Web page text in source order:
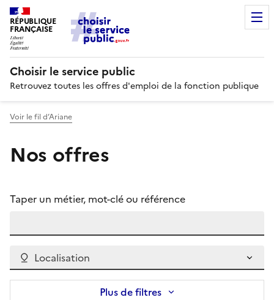
RÉPUBLIQUE
FRANÇAISE
Choisir le service public
Retrouvez toutes les offres d'emploi de la fonction publique
Voir le fil d’Ariane
Nos offres
Taper un métier, mot-clé ou référence
Localisation
Plus de filtres